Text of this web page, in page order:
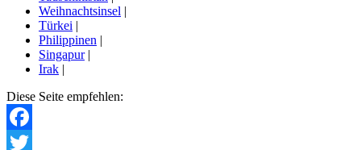
Weihnachtsinsel |
Türkei |
Philippinen |
Singapur|
Irak |
Diese Seite empfehlen:
Facebook